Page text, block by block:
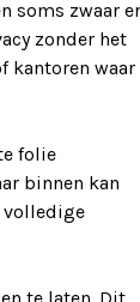
soms zwaar
zonder het
kantoren waar
folie
binnen kan
volledige